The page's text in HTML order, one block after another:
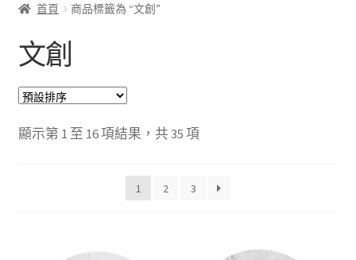
首頁 商品標籤為 “文創”
文創
顯示第 1 至 16 項結果，共 35 項
1 2 3